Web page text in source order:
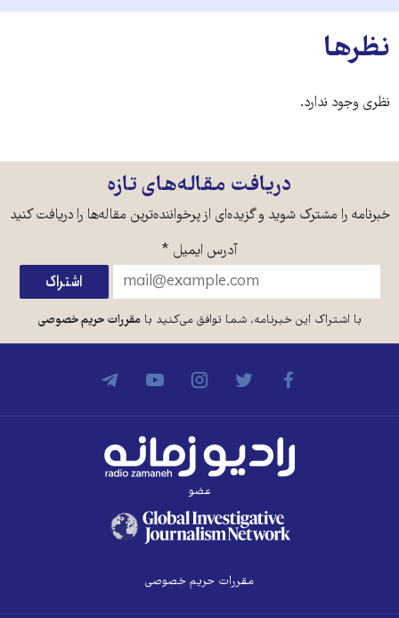
نظرها
نظری وجود ندارد.
دریافت مقاله‌های تازه
خبرنامه را مشترک شوید و گزیده‌ای از پرخواننده‌ترین مقاله‌ها را دریافت کنید
آدرس ایمیل *
با اشتراک این خبرنامه، شما توافق می‌کنید بامقررات حریم خصوصی
عضو
مقررات حریم خصوصی